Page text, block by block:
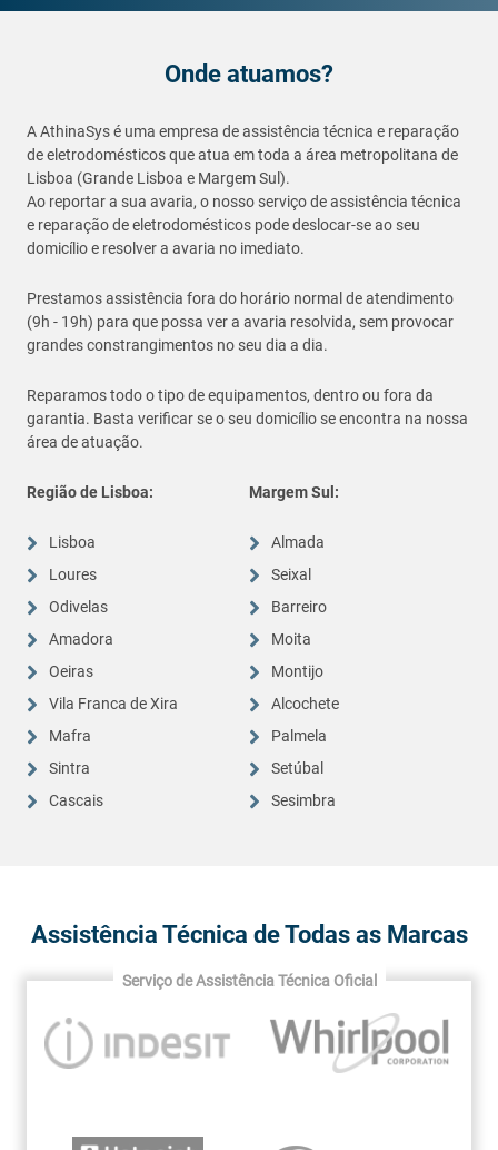
Onde atuamos?
A AthinaSys é uma empresa de assistência técnica e reparação
de eletrodomésticos que atua em toda a área metropolitana de
Lisboa (Grande Lisboa e Margem Sul).
Ao reportar a sua avaria, o nosso serviço de assistência técnica
e reparação de eletrodomésticos pode deslocar-se ao seu
domicílio e resolver a avaria no imediato.
Prestamos assistência fora do horário normal de atendimento
(9h - 19h) para que possa ver a avaria resolvida, sem provocar
grandes constrangimentos no seu dia a dia.
Reparamos todo o tipo de equipamentos, dentro ou fora da
garantia. Basta verificar se o seu domicílio se encontra na nossa
área de atuação.
Região de Lisboa:
Lisboa
Loures
Odivelas
Amadora
Oeiras
Vila Franca de Xira
Mafra
Sintra
Cascais
Margem Sul:
Almada
Seixal
Barreiro
Moita
Montijo
Alcochete
Palmela
Setúbal
Sesimbra
Assistência Técnica de Todas as Marcas
Serviço de Assistência Técnica Oficial